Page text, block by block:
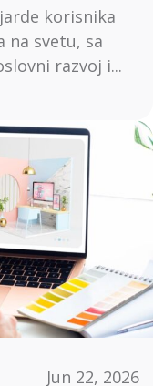
korisnika
na svetu, sa
razvoj i...
Jun 22, 2026